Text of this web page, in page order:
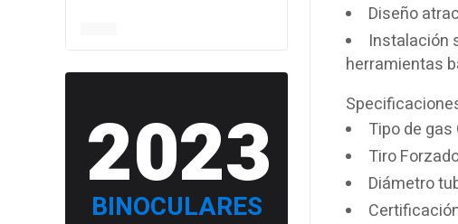
2023
BINOCULARES
Diseño
Instalación
herramientas
Tipo de
Tiro
Diámetro